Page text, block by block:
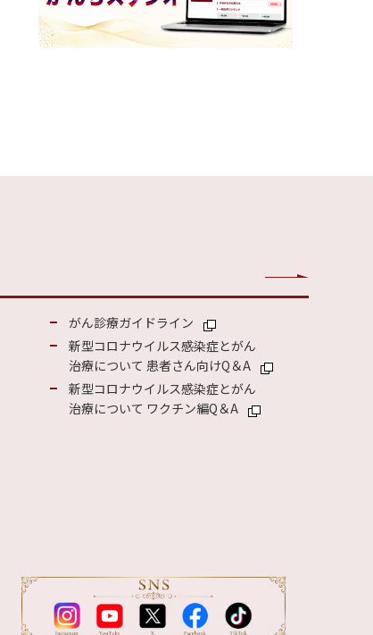
がん診療ガイドライン
新型コロナウイルス感染症とがん
治療について 患者さん向けQ＆A
新型コロナウイルス感染症とがん
治療について ワクチン編Q＆A